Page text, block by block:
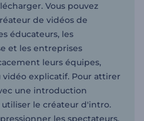
Vous pouvez
de vidéos de
éducateurs, les
et les entreprises
leurs équipes,
explicatif. Pour attirer
une introduction
utiliser le créateur d'intro.
les spectateurs,